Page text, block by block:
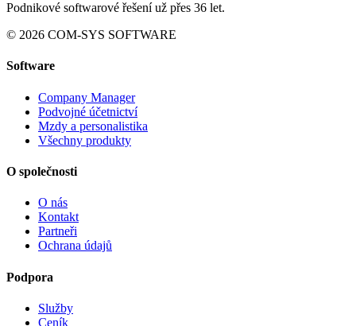
Podnikové softwarové řešení už přes 36 let.
© 2026 COM-SYS SOFTWARE
Software
Company Manager
Podvojné účetnictví
Mzdy a personalistika
Všechny produkty
O společnosti
O nás
Kontakt
Partneři
Ochrana údajů
Podpora
Služby
Ceník